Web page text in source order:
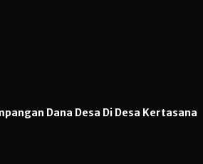
Dana Desa Di Desa Kertasana